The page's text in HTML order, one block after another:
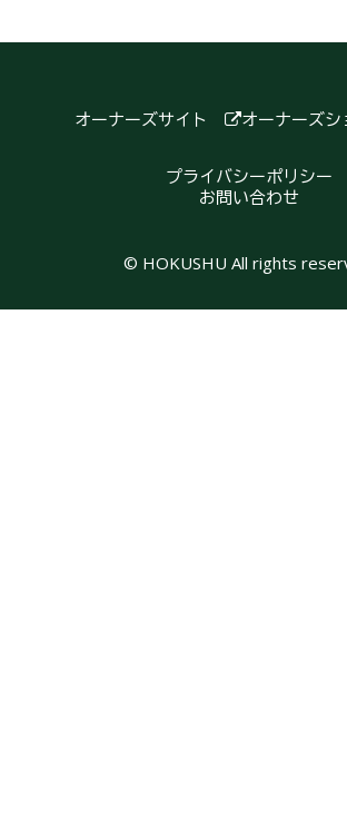
オーナーズサイト オーナーズシ
プライバシーポリシー
お問い合わせ
© HOKUSHU All rights